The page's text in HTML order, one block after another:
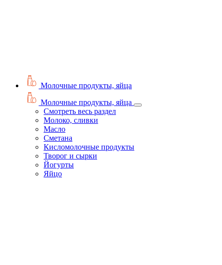
Молочные продукты, яйца
Молочные продукты, яйца
Смотреть весь раздел
Молоко, сливки
Масло
Сметана
Кисломолочные продукты
Творог и сырки
Йогурты
Яйцо